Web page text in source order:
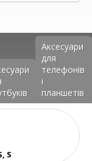
Аксеcуари
для
телефонів
і
планшетів
S